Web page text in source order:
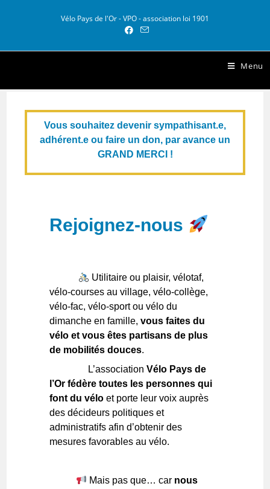
Vélo Pays de l'Or - VPO - association loi 1901
Menu
Vous souhaitez devenir sympathisant.e,
adhérent.e ou faire un don, par avance un
GRAND MERCI !
Rejoignez-nous
Utilitaire ou plaisir, vélotaf,
vélo-courses au village, vélo-collège,
vélo-fac, vélo-sport ou vélo du
dimanche en famille,vous faites du
vélo et vous êtes partisans de plus
de mobilités douces.
L’associationVélo Pays de
l’Or fédère toutes les personnes qui
font du vélo et porte leur voix auprès
des décideurs politiques et
administratifs afin d’obtenir des
mesures favorables au vélo.
Mais pas que… car nous